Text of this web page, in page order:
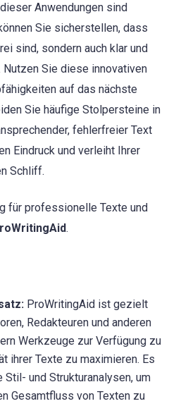
Anwendungen sind
Sie sicherstellen, dass
sind, sondern auch klar und
Sie diese innovativen
auf das nächste
Sie häufige Stolpersteine in
fehlerfreier Text
Eindruck und verleiht Ihrer
Schliff.
für professionelle Texte und
.
ProWritingAid ist gezielt
Redakteuren und anderen
Werkzeuge zur Verfügung zu
ihrer Texte zu maximieren. Es
und Strukturanalysen, um
Gesamtfluss von Texten zu